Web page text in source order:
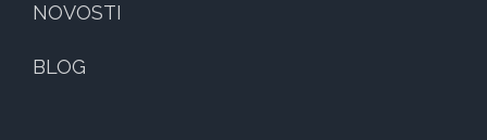
NOVOSTI
BLOG